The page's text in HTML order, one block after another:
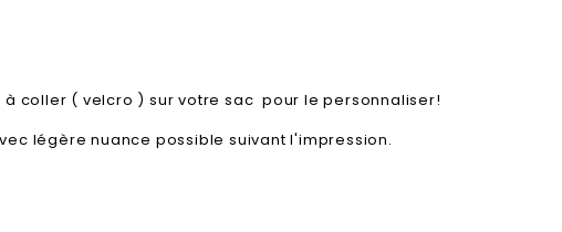
coller ( velcro ) sur votre sac pour le personnaliser!
légère nuance possible suivant l'impression.